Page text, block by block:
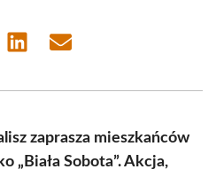
Share Share
zaprasza mieszkańców
„Biała Sobota”. Akcja,